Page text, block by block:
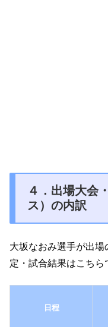
４．出場大会
ス）の内訳
大坂なおみ選手が出
定・試合結果はこちら
日程